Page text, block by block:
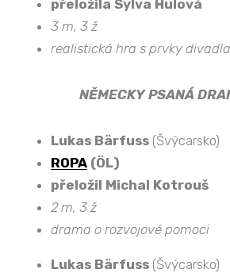
přeložila Sylva Hulová
3 m, 3 ž
realistická hra s prvky
NĚMECKY PSANÁ
Lukas Bärfuss (Švýcarsko)
ROPA (ÖL)
přeložil Michal Kotrouš
2 m, 3 ž
drama o rozvojové pomoci
Lukas Bärfuss (Švýcarsko)